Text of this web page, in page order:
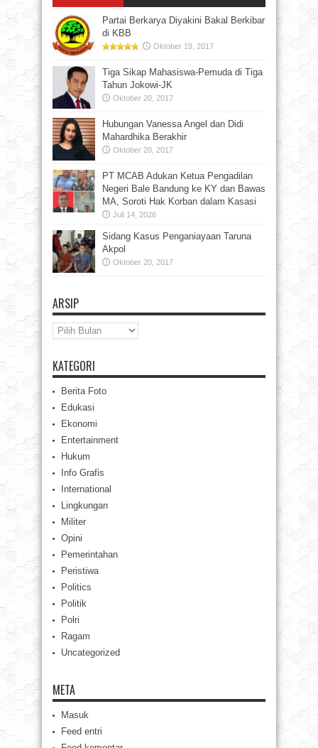
Partai Berkarya Diyakini Bakal Berkibar
di KBB
Oktober 19, 2017
Tiga Sikap Mahasiswa-Pemuda di Tiga
Tahun Jokowi-JK
Oktober 20, 2017
Hubungan Vanessa Angel dan Didi
Mahardhika Berakhir
Oktober 20, 2017
PT MCAB Adukan Ketua Pengadilan
Negeri Bale Bandung ke KY dan Bawas
MA, Soroti Hak Korban dalam Kasasi
Juli 14, 2026
Sidang Kasus Penganiayaan Taruna
Akpol
Oktober 20, 2017
ARSIP
Arsip
KATEGORI
Berita Foto
Edukasi
Ekonomi
Entertainment
Hukum
Info Grafis
International
Lingkungan
Militer
Opini
Pemerintahan
Peristiwa
Politics
Politik
Polri
Ragam
Uncategorized
META
Masuk
Feed entri